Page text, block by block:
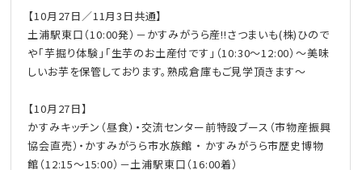
【10月27日／11月3日共通】
土浦駅東口（10:00発）－かすみがうら産!!さつまいも(株)ひので
や「芋掘り体験」「生芋のお土産付です」（10:30～12:00）～美味
しいお芋を保管しております。熟成倉庫もご見学頂きます～
【10月27日】
かすみキッチン（昼食）・交流センター前特設ブース（市物産振興
協会直売）・かすみがうら市水族館 ・ かすみがうら市歴史博物
館（12:15～15:00）－土浦駅東口（16:00着）